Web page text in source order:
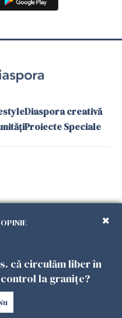
Diaspora creativă
Proiecte Speciale
Contact
Declarație de
accesibilitate
rezervate.
că circulăm liber în
la granițe?